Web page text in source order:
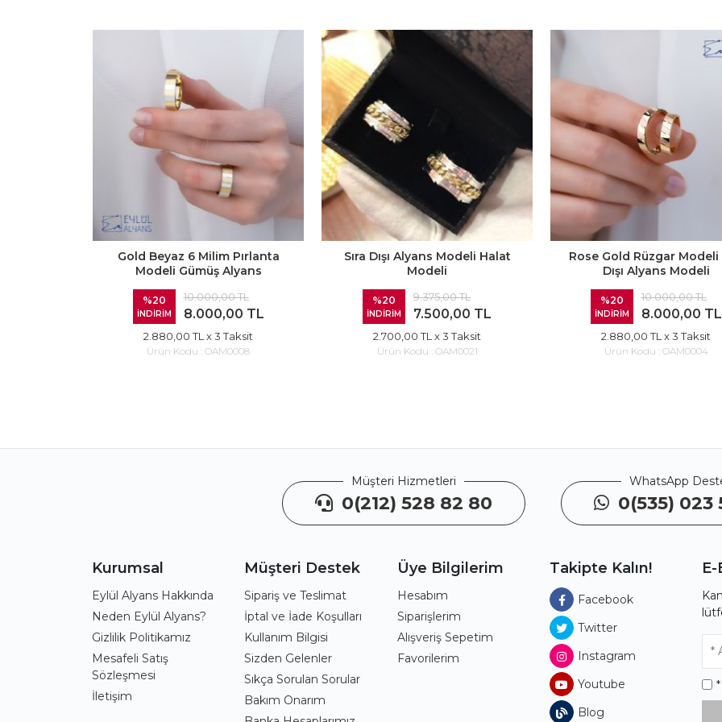
Gold Beyaz 6 Milim Pırlanta
Modeli Gümüş Alyans
%20
İNDİRİM
10.000,00 TL
8.000,00 TL
2.880,00 TL x 3 Taksit
Ürün Kodu : OAM0008
Sıra Dışı Alyans Modeli Halat
Modeli
%20
İNDİRİM
9.375,00 TL
7.500,00 TL
2.700,00 TL x 3 Taksit
Ürün Kodu : OAM0021
Rose Gold Rüzgar Modeli
Dışı Alyans Modeli
%20
İNDİRİM
10.000,00 TL
8.000,00 TL
2.880,00 TL x 3 Taksit
Ürün Kodu : OAM0004
Müşteri Hizmetleri
0(212) 528 82 80
WhatsApp
0(535) 023
Kurumsal
Eylül Alyans Hakkında
Neden Eylül Alyans?
Gizlilik Politikamız
Mesafeli Satış
Sözleşmesi
İletişim
Müşteri Destek
Sipariş ve Teslimat
İptal ve İade Koşulları
Kullanım Bilgisi
Sizden Gelenler
Sıkça Sorulan Sorular
Bakım Onarım
Üye Bilgilerim
Hesabım
Siparişlerim
Alışveriş Sepetim
Favorilerim
Takipte Kalın!
Facebook
Twitter
Instagram
Youtube
Blog